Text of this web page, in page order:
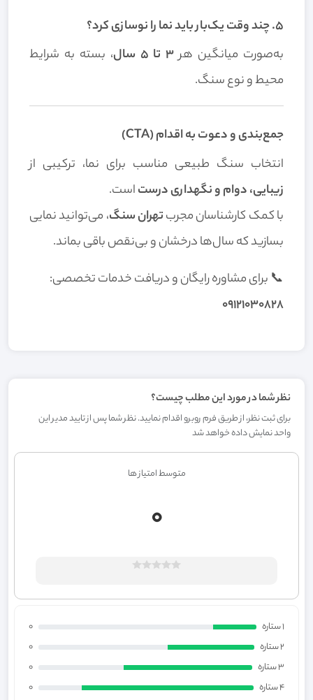
۵. چند وقت یک‌بار باید نما را نوسازی کرد؟
به‌صورت میانگین هر۳ تا ۵ سال
، بسته به شرایط
محیط و نوع سنگ.
جمع‌بندی و دعوت به اقدام (CTA)
انتخاب سنگ طبیعی مناسب برای نما، ترکیبی از
زیبایی، دوام و نگهداری درستاست.
با کمک کارشناسان مجربتهران سنگ، می‌توانید نمایی
بسازید که سال‌ها درخشان و بی‌نقص باقی بماند.
📞 برای مشاوره رایگان و دریافت خدمات تخصصی:
۰۹۱۲۱۰۳۰۸۲۸
نظر شما در مورد این مطلب چیست؟
برای ثبت نظر، از طریق فرم روبرو اقدام نمایید. نظر شما پس از تایید مدیر این
واحد نمایش داده خواهد شد
متوسط امتیاز ها
0
1 ستاره
0
2 ستاره
0
3 ستاره
0
4 ستاره
0